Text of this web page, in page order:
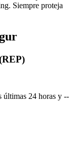
Siempre proteja
últimas 24 horas y --